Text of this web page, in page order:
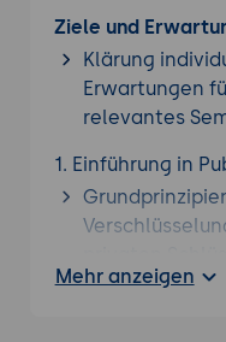
Ziele und
Klärung
Erwartungen
relevantes
1. Einführung in
Funktion
Mehr anzeigen